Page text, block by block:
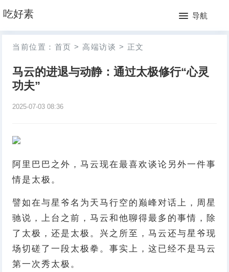
吃好素 导航
网
站
月
当前位置： 首页 > 高端访谈 > 正文
马云的进退与动静：通过太极修行“心灵
功夫”
2025-07-03 08:36
阿里巴巴之外，马云现在最喜欢谈论另外一件事
情是太极。
譬如在与星爷名为天马行空的巅峰对话上，周星
驰说，上台之前，马云和他聊得最多的事情，除
了太极，还是太极。兴之所至，马云还与星爷现
场切磋了一段太极拳。事实上，这已经不是马云
第一次秀太极。